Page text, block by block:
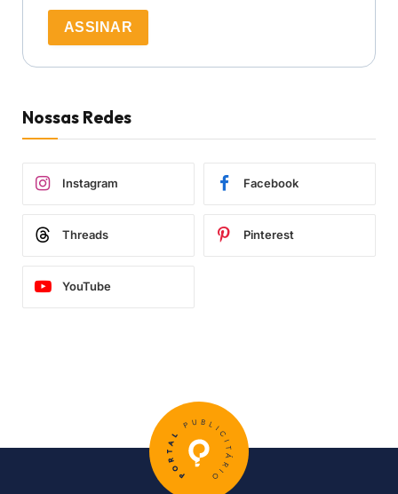
ASSINAR
Nossas Redes
Instagram Facebook
Threads Pinterest
YouTube